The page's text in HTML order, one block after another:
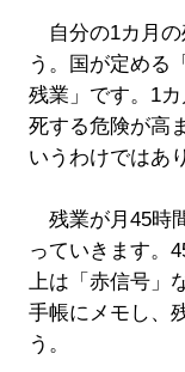
自分の1カ月の
う。国が定める
残業」です。1
死する危険が高
いうわけではあ
残業が月45時
っていきます。
上は「赤信号」
手帳にメモし、
う。